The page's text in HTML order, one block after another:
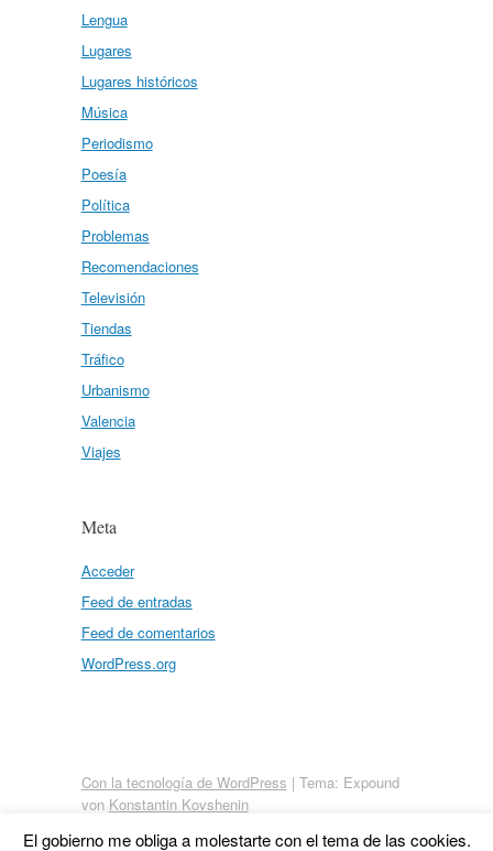
Lengua
Lugares
Lugares históricos
Música
Periodismo
Poesía
Política
Problemas
Recomendaciones
Televisión
Tiendas
Tráfico
Urbanismo
Valencia
Viajes
Meta
Acceder
Feed de entradas
Feed de comentarios
WordPress.org
Con la tecnología de WordPress | Tema: Expound
von Konstantin Kovshenin
El gobierno me obliga a molestarte con el tema de las cookies.